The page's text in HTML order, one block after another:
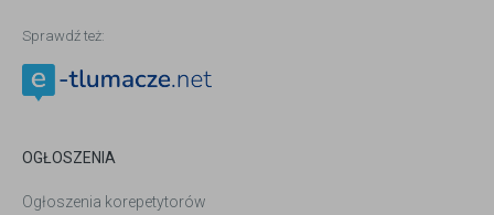
Sprawdź też:
OGŁOSZENIA
Ogłoszenia korepetytorów